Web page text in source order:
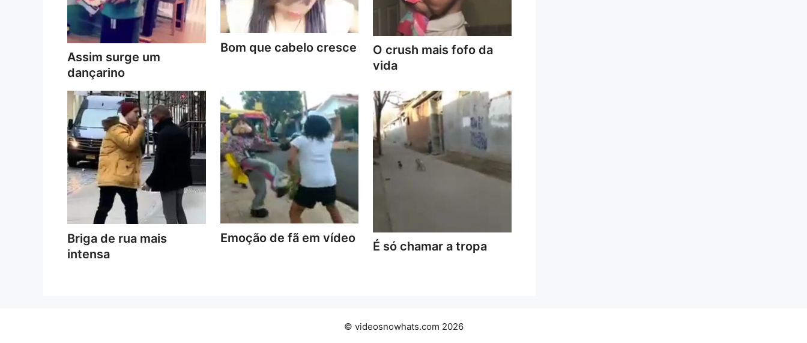
Assim surge um
dançarino
Bom que cabelo cresce
O crush mais fofo da
vida
Briga de rua mais
intensa
Emoção de fã em vídeo
É só chamar a tropa
© videosnowhats.com 2026